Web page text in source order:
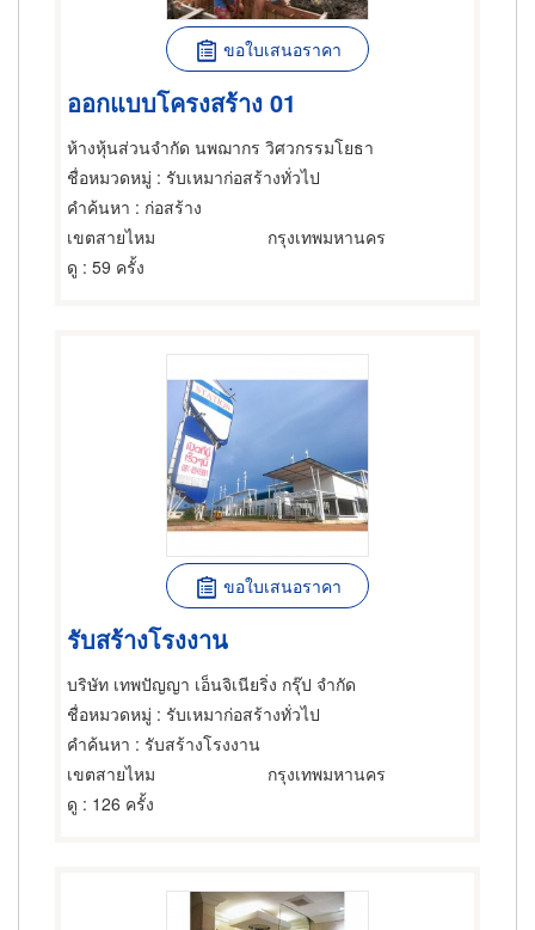
ขอใบเสนอราคา
ออกแบบโครงสร้าง 01
ห้างหุ้นส่วนจำกัด นพฌากร วิศวกรรมโยธา
ชื่อหมวดหมู่ : รับเหมาก่อสร้างทั่วไป
คำค้นหา : ก่อสร้าง
เขตสายไหม
กรุงเทพมหานคร
ดู : 59 ครั้ง
ขอใบเสนอราคา
รับสร้างโรงงาน
บริษัท เทพปัญญา เอ็นจิเนียริ่ง กรุ๊ป จำกัด
ชื่อหมวดหมู่ : รับเหมาก่อสร้างทั่วไป
คำค้นหา : รับสร้างโรงงาน
เขตสายไหม
กรุงเทพมหานคร
ดู : 126 ครั้ง